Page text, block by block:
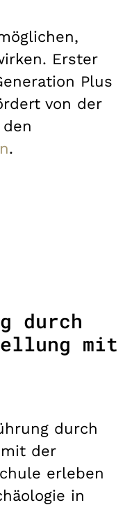
Erster
Plus
von der
.
durch
mit
durch
der
erleben
in